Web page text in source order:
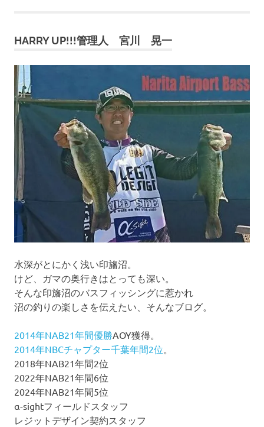
ゲ
ー
シ
ョ
ン
HARRY UP!!!管理人 宮川 晃一
水深がとにかく浅い印旛沼。
けど、ガマの奥行きはとっても深い。
そんな印旛沼のバスフィッシングに惹かれ
沼の釣りの楽しさを伝えたい、そんなブログ。
2014年NAB21年間優勝AOY獲得。
2014年NBCチャプター千葉年間2位。
2018年NAB21年間2位
2022年NAB21年間6位
2024年NAB21年間5位
α-sightフィールドスタッフ
レジットデザイン契約スタッフ